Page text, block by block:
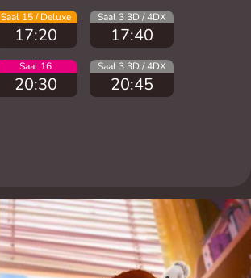
Saal 15 / Deluxe
17:20
Saal 3 3D / 4DX
17:40
Saal 16
20:30
Saal 3 3D / 4DX
20:45